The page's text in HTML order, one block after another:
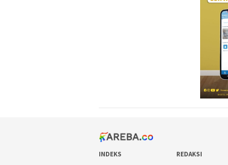
INDEKS REDAKSI